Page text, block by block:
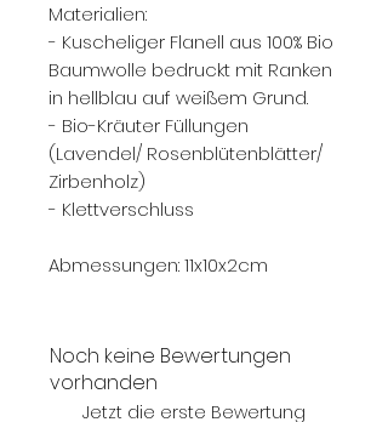
Materialien:
- Kuscheliger Flanell aus 100% Bio
Baumwolle bedruckt mit Ranken
in hellblau auf weißem Grund.
- Bio-Kräuter Füllungen
(Lavendel/ Rosenblütenblätter/
Zirbenholz)
- Klettverschluss
Abmessungen: 11x10x2cm
Noch keine Bewertungen
vorhanden
Jetzt die erste Bewertung